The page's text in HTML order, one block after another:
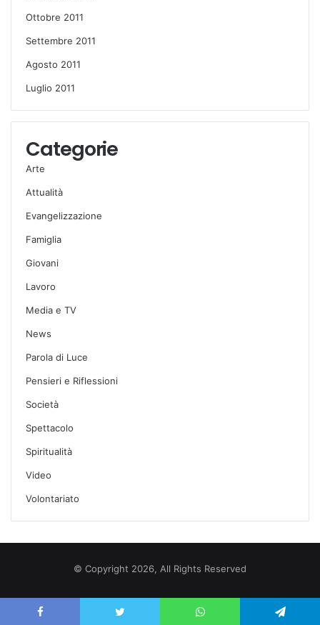
Ottobre 2011
Settembre 2011
Agosto 2011
Luglio 2011
Categorie
Arte
Attualità
Evangelizzazione
Famiglia
Giovani
Lavoro
Media e TV
News
Parola di Luce
Pensieri e Riflessioni
Società
Spettacolo
Spiritualità
Video
Volontariato
© Copyright 2026, All Rights Reserved